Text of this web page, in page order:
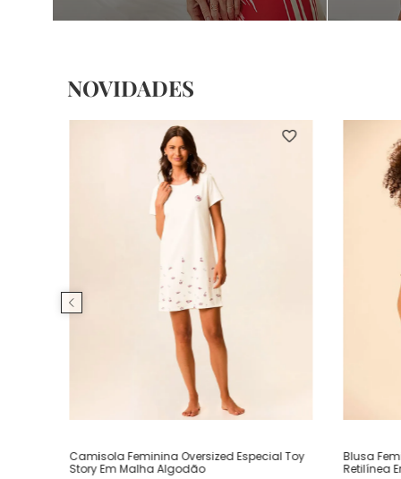
NOVIDADES
Camisola Feminina Oversized Especial Toy
Story Em Malha Algodão
Blusa
Retilínea